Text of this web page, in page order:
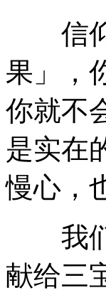
信仰
果」，
你就不
是实在
慢心，
我们
献给三